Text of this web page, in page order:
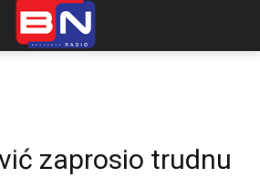
zaprosio trudnu